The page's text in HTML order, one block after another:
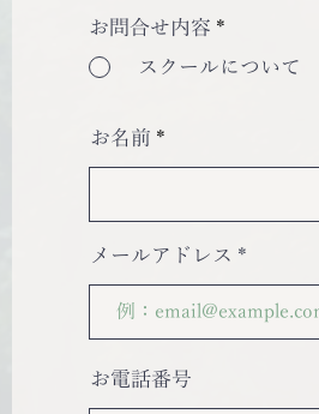
お問合せ内容 *
スクールについて
お名前
メールアドレス
お電話番号